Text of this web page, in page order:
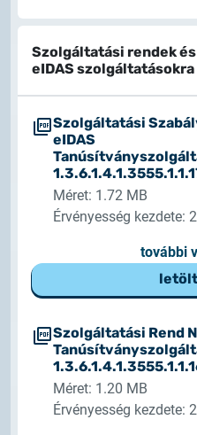
Szolgáltatási rendek
eIDAS szolgáltatásokra
Szolgáltatási
eIDAS
Méret: 1.72 MB
Érvényesség kezdete:
további
Szolgáltatási Rend
Méret: 1.20 MB
Érvényesség kezdete: